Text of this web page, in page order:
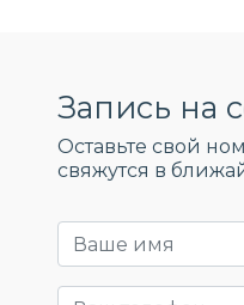
Запись на
Оставьте свой
свяжутся в